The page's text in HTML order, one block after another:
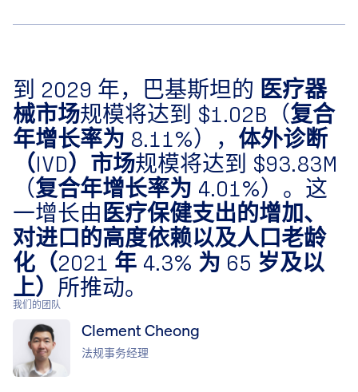
到 2029 年，巴基斯坦的 ​ 医疗器
械市场​规模将达到 ​ $1.02B ​（​复合
年增长率为 8.11%​），​ 体外诊断
（IVD）市场​规模将达到 ​ $93.83M
（​复合年增长率为 4.01%​）。这
一增长由​ 医疗保健支出的增加、
对进口的高度依赖以及人口老龄
化（2021 年 4.3% 为 65 岁及以
上） ​所推动。
我们的团队
Clement Cheong
法规事务经理